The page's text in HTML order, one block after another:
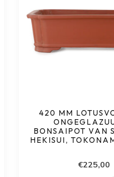
420 MM
BONSAIPOT VAN
HEKISUI,
€225,00